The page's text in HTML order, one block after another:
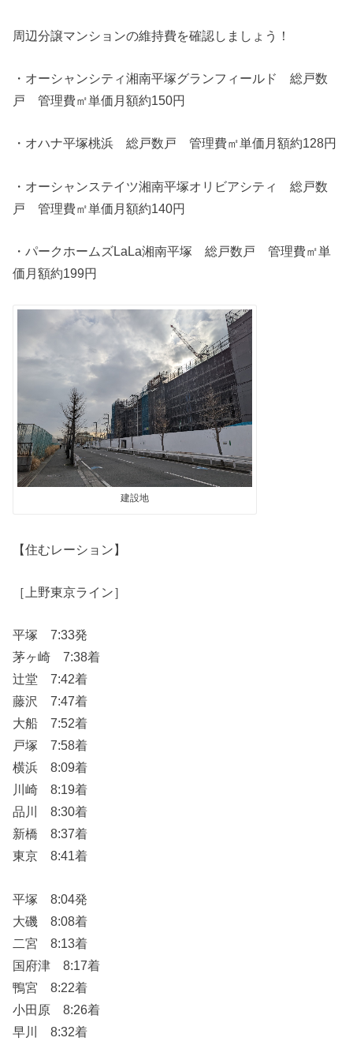
周辺分譲マンションの維持費を確認しましょう！
・オーシャンシティ湘南平塚グランフィールド 総戸数
戸 管理費㎡単価月額約150円
・オハナ平塚桃浜 総戸数戸 管理費㎡単価月額約128円
・オーシャンステイツ湘南平塚オリビアシティ 総戸数
戸 管理費㎡単価月額約140円
・パークホームズLaLa湘南平塚 総戸数戸 管理費㎡単
価月額約199円
建設地
【住むレーション】
［上野東京ライン］
平塚 7:33発
茅ヶ崎 7:38着
辻堂 7:42着
藤沢 7:47着
大船 7:52着
戸塚 7:58着
横浜 8:09着
川崎 8:19着
品川 8:30着
新橋 8:37着
東京 8:41着
平塚 8:04発
大磯 8:08着
二宮 8:13着
国府津 8:17着
鴨宮 8:22着
小田原 8:26着
早川 8:32着